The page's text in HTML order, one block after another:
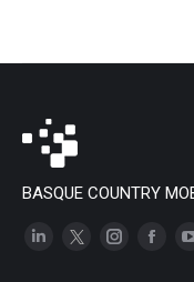
BASQUE COUNTRY
Linkedin
X
Instagram